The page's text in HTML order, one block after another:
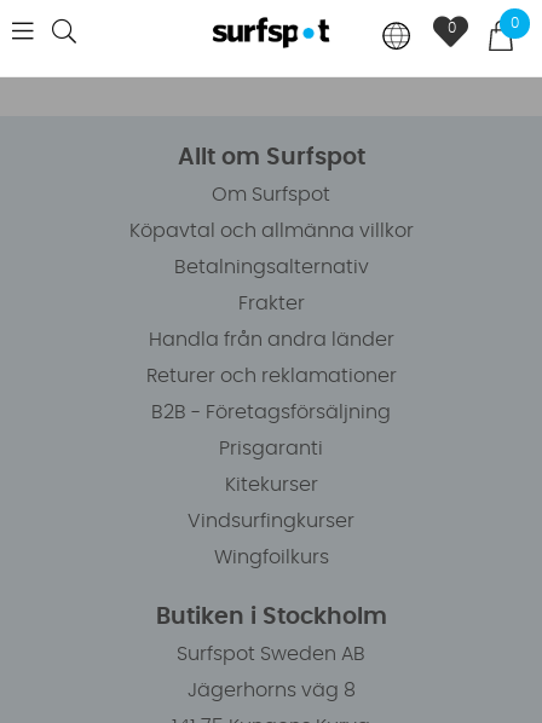
0
0
Allt om Surfspot
Om Surfspot
Köpavtal och allmänna villkor
Betalningsalternativ
Frakter
Handla från andra länder
Returer och reklamationer
B2B - Företagsförsäljning
Prisgaranti
Kitekurser
Vindsurfingkurser
Wingfoilkurs
Butiken i Stockholm
Surfspot Sweden AB
Jägerhorns väg 8